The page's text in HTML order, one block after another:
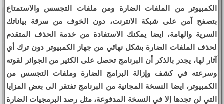
الكمبيوتر من الملفات الضارة ومن ملفات التجسس والاستمتاع
بتصفح آمن على شبكة الانترنت، دون الخوف من سرقة بياناتك
السرية والهامة، ايضا يمكنك الاستفادة من خدمة الحذف المتقدم
لحذف الملفات الضارة بشكل نهائي من جهاز الكمبيوتر دون ترك أي
آثار لها، يجدر بالذكر أن البرنامج تحصل على الكثير من الجوائر لقوته
وسرعته في كشف وإزالة البرامج الضارة وملفات التجسس من
الكمبيوتر، ايضا النسخة المجانية من البرنامج تفتقر الى بعض المزايا
التي لن تجدها إلا في النسخة المدفوعة، مثل رصد البرمجيات الضارة